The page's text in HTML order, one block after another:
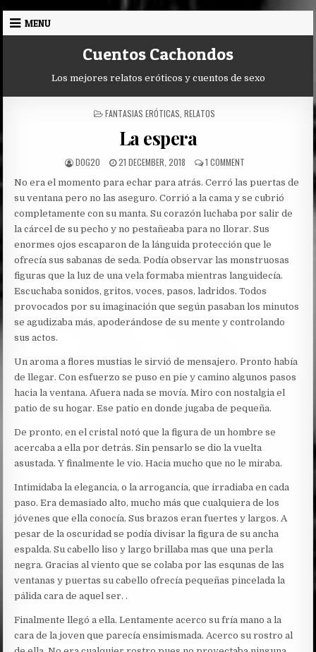
Skip
MENU
Cuentos Cachondos
Los mejores relatos eróticos y cuentos de sexo
POSTED
FANTASIAS ERÓTICAS RELATOS
La espera
AUTHOR:
DOG20
PUBLISHED
21 DECEMBER, 2018 1 COMMENTON
ESPERA
No era el momento para echar para atrás. Cerró las puertas de
su ventana pero no las aseguro.Corrió a la cama y se cubrió
completamente con su manta. Su corazón luchaba por salir de
la cárcel de su pecho y no pestañeaba para no llorar. Sus
enormes ojos escaparon de la lánguida protección que le
ofrecía sus sabanas de seda. Podía observar las monstruosas
figuras que la luz de una vela formaba mientras languidecía.
Escuchaba sonidos, gritos, voces, pasos, ladridos. Todos
provocados por su imaginación que según pasaban los minutos
se agudizaba más, apoderándose de su mente y controlando
sus actos.
Un aroma a flores mustias le sirvió de mensajero. Pronto había
de llegar. Con esfuerzo se puso en pie y camino algunos pasos
hacia la ventana. Afuera nada se movía. Miro con nostalgia el
patio de su hogar. Ese patio en donde jugaba de pequeña.
De pronto, en el cristal notó que la figura de un hombre se
acercaba a ella por detrás. Sin pensarlo se dio la vuelta
asustada. Y finalmente le vio. Hacia mucho que no le miraba.
Intimidaba la elegancia, o la arrogancia, que irradiaba en cada
paso. Era demasiado alto, mucho más que cualquiera de los
jóvenes que ella conocía. Sus brazos eran fuertes y largos. A
pesar de la oscuridad se podía divisar la figura de su ancha
espalda. Su cabello liso y largo brillaba mas que una perla
negra. Gracias al viento que se colaba por las esqunas de las
ventanas y puertas su cabello ofrecía pequeñas pincelada la
pálida cara de aquel ser. .
Finalmente llegó a ella. Lentamente acerco su fría mano a la
cara de la joven que parecía ensimismada. Acerco su rostro al